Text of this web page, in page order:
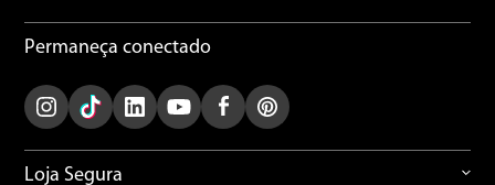
Permaneça conectado
Loja Segura